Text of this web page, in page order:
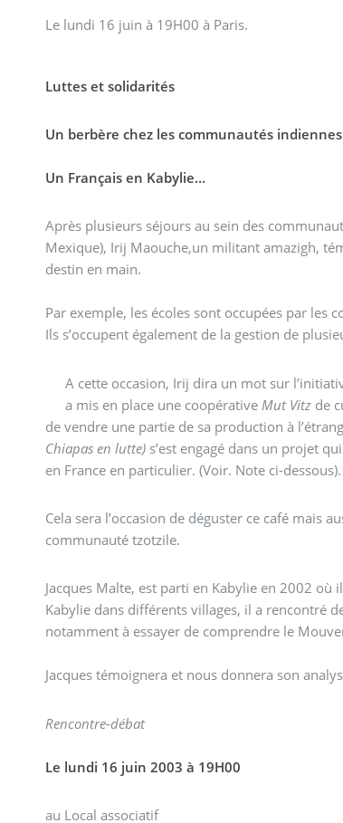
Le lundi 16 juin à 19H00 à Paris.
Luttes et solidarités
Un berbère chez les communautés
Un Français en Kabylie…
Après plusieurs séjours au sein des
Mexique), Irij Maouche,un militant amazigh,
destin en main.
Par exemple, les écoles sont occupées par les
Ils s’occupent également de la gestion de
A cette occasion, Irij dira un mot sur
a mis en place une coopérative Mut Vitz de
de vendre une partie de sa production à
Chiapas en lutte) s’est engagé dans un projet
en France en particulier. (Voir. Note ci-dessous).
Cela sera l’occasion de déguster ce café mais
communauté tzotzile.
Jacques Malte, est parti en Kabylie en 2002
Kabylie dans différents villages, il a rencontré
notamment à essayer de comprendre le
Jacques témoignera et nous donnera son
Rencontre-débat
Le lundi 16 juin 2003 à 19H00
au Local associatif